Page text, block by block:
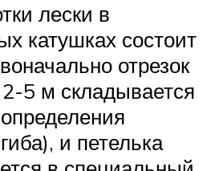
лески в
катушках состоит
отрезок
5 м складывается
и петелька